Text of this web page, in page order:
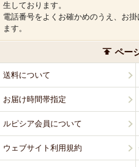
生しております。
電話番号をよくお確かめのうえ、お
ます。
ペー
送料について
お届け時間帯指定
ルピシア会員について
ウェブサイト利用規約